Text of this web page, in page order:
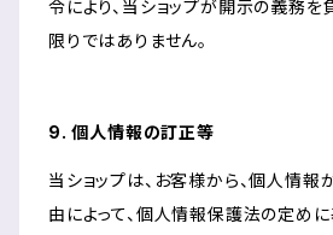
令により、当ショップが開示の義務を
限りではありません。
9. 個人情報の訂正等
当ショップは、お客様から、個人情報
由によって、個人情報保護法の定め